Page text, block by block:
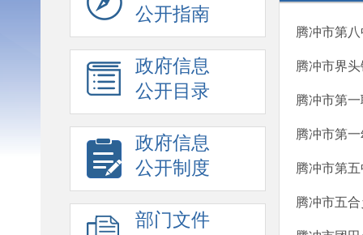
公开指南
政府信息
公开目录
政府信息
公开制度
部门文件
腾冲市第
腾冲市界
腾冲市第
腾冲市第
腾冲市第
腾冲市五